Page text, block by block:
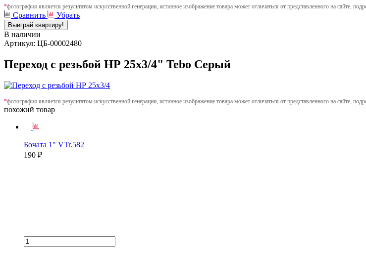
*фотография является результатом искусственной генерации, истинное изображение товара может отличаться от представленного на сайте,
Сравнить Убрать
Выиграй квартиру!
В наличии
Артикул: ЦБ-00002480
Переход с резьбой НР 25х3/4" Tebo Серый
*фотография является результатом искусственной генерации, истинное изображение товара может отличаться от представленного на сайте,
похожий товар
Бочата 1" VTr.582
190 ₽